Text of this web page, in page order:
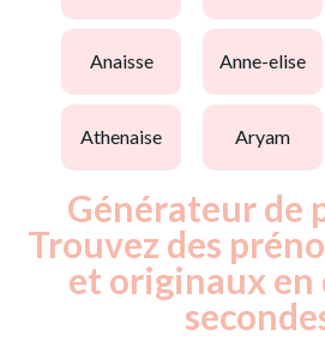
anaisse anne-elise
athenaise aryam
Générateur de
Trouvez des
et originaux en